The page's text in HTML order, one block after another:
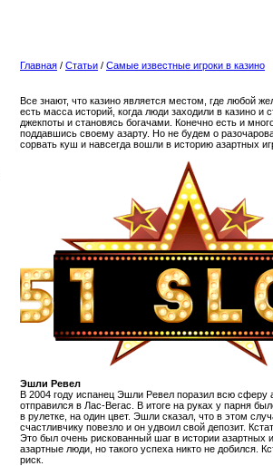
Главная / Статьи / Самые известные игроки в казино
Все знают, что казино является местом, где любой
есть масса историй, когда люди заходили в казино и
джекпоты и становясь богачами. Конечно есть и
поддавшись своему азарту. Но не будем о
сорвать куш и навсегда вошли в историю азартных
Эшли Ревел
В 2004 году испанец Эшли Ревел поразил всю сферу
отправился в Лас-Вегас. В итоге на руках у парня
в рулетке, на один цвет. Эшли сказал, что в этом
счастливчику повезло и он удвоил свой депозит.
Это был очень рискованный шаг в истории азартных
азартные люди, но такого успеха никто не добился.
риск.